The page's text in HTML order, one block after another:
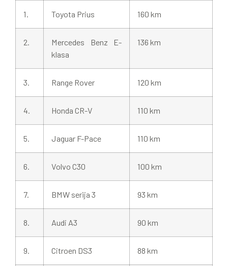
1. Toyota Prius 160 km
2.
Mercedes Benz E-
klasa
136 km
3. Range Rover 120 km
4. Honda CR-V 110 km
5. Jaguar F-Pace 110 km
6. Volvo C30 100 km
7. BMW serija 3 93 km
8. Audi A3 90 km
9. Citroen DS3 88 km